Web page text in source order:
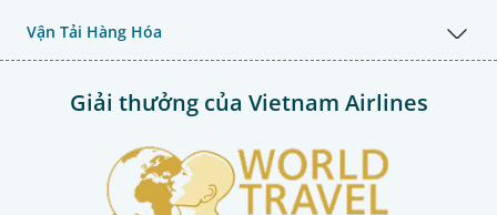
Vận Tải Hàng Hóa
Giải thưởng của Vietnam Airlines